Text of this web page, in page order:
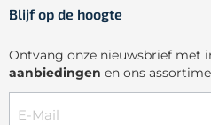
Blijf op de hoogte
Ontvang onze nieuwsbrief met
aanbiedingen en ons